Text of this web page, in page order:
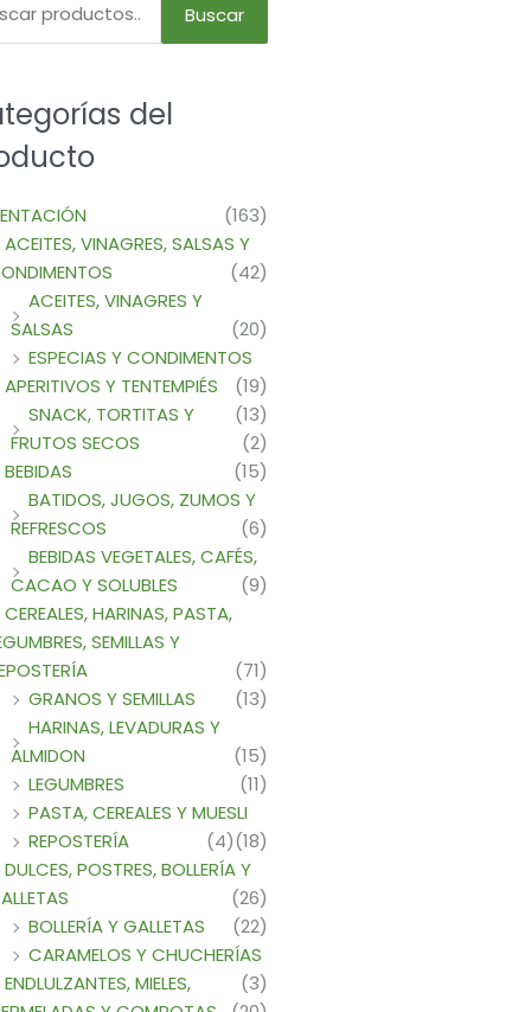
Buscar
del
(163)
ACEITES, VINAGRES, SALSAS Y
(42)
ACEITES, VINAGRES Y
SALSAS
(20)
ESPECIAS Y CONDIMENTOS
(19)
APERITIVOS Y TENTEMPIÉS
(13)
SNACK, TORTITAS Y
FRUTOS SECOS
(2)
BEBIDAS
(15)
BATIDOS, JUGOS, ZUMOS Y
REFRESCOS
(6)
BEBIDAS VEGETALES, CAFÉS,
CACAO Y SOLUBLES
(9)
CEREALES, HARINAS, PASTA,
SEMILLAS Y
(71)
GRANOS Y SEMILLAS
(13)
HARINAS, LEVADURAS Y
ALMIDON
(15)
LEGUMBRES
(11)
PASTA, CEREALES Y MUESLI
(18)
REPOSTERÍA
(4)
DULCES, POSTRES, BOLLERÍA Y
(26)
BOLLERÍA Y GALLETAS
(22)
CARAMELOS Y CHUCHERÍAS
(3)
ENDLULZANTES, MIELES,